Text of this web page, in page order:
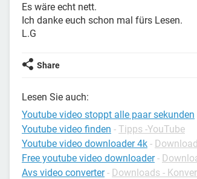
Es wäre echt nett.
Ich danke euch schon mal fürs Lesen.
L.G
Share
Lesen Sie auch:
Youtube video stoppt alle paar sekunden
Youtube video finden - Tipps -YouTube
Youtube video downloader 4k -
Free youtube video downloader -
Avs video converter - Downloads -